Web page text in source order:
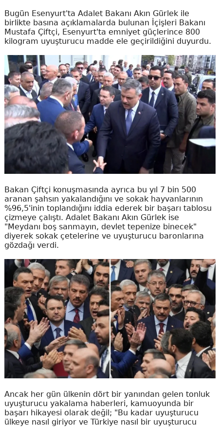
Bugün Esenyurt'ta Adalet Bakanı Akın Gürlek ile
birlikte basına açıklamalarda bulunan İçişleri Bakanı
Mustafa Çiftçi, Esenyurt'ta emniyet güçlerince 800
kilogram uyuşturucu madde ele geçirildiğini duyurdu.
Bakan Çiftçi konuşmasında ayrıca bu yıl 7 bin 500
aranan şahsın yakalandığını ve sokak hayvanlarının
%96,5'inin toplandığını iddia ederek bir başarı tablosu
çizmeye çalıştı. Adalet Bakanı Akın Gürlek ise
"Meydanı boş sanmayın, devlet tepenize binecek"
diyerek sokak çetelerine ve uyuşturucu baronlarına
gözdağı verdi.
Ancak her gün ülkenin dört bir yanından gelen tonluk
uyuşturucu yakalama haberleri, kamuoyunda bir
başarı hikayesi olarak değil; "Bu kadar uyuşturucu
ülkeye nasıl giriyor ve Türkiye nasıl bir uyuşturucu